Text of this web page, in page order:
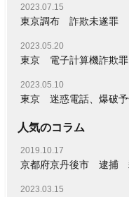
2023.07.15
東京調布 詐欺未遂罪
2023.05.20
東京 電子計算機詐欺罪
2023.05.10
東京 迷惑電話、爆破予
人気のコラム
2019.10.17
京都府京丹後市 逮捕
2023.03.15